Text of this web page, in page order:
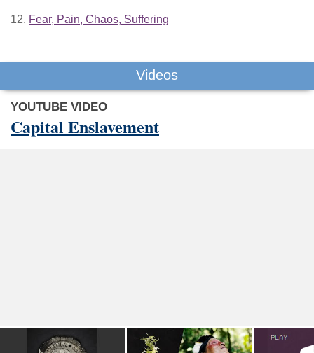
12. Fear, Pain, Chaos, Suffering
Videos
YOUTUBE VIDEO
Capital Enslavement